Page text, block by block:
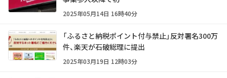
2025年05月14日 16時40分
「ふるさと納税ポイント付与禁止」反対署名300万
件、楽天が石破総理に提出
2025年03月19日 12時03分